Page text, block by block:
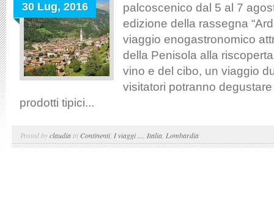
30 Lug, 2016
palcoscenico dal 5 al 7
edizione della rassegna
viaggio enogastronomico
della Penisola alla
vino e del cibo, un viaggio
visitatori potranno
prodotti tipici...
Posted byclaudia in Continenti, I viaggi ... Italia Lombardia